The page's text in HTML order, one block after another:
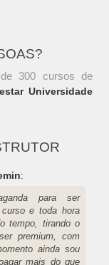
300 cursos de
Universidade
:
para ser
e toda hora
tempo, tirando o
premium, com
ainda sou
mais do que